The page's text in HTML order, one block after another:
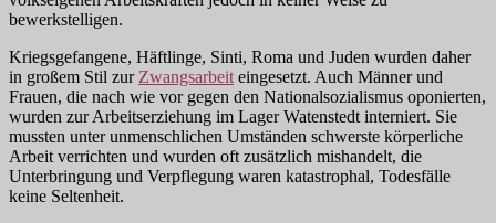
bewerkstelligen.
Kriegsgefangene, Häftlinge, Sinti, Roma und Juden wurden daher
in großem Stil zur Zwangsarbeit eingesetzt. Auch Männer und
Frauen, die nach wie vor gegen den Nationalsozialismus oponierten,
wurden zur Arbeitserziehung im Lager Watenstedt interniert. Sie
mussten unter unmenschlichen Umständen schwerste körperliche
Arbeit verrichten und wurden oft zusätzlich mishandelt, die
Unterbringung und Verpflegung waren katastrophal, Todesfälle
keine Seltenheit.